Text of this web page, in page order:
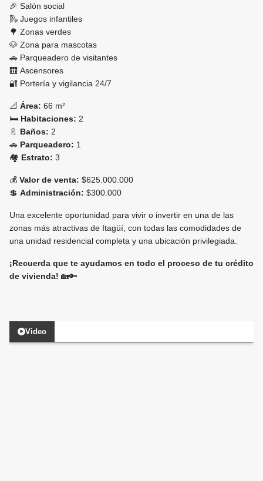
🎉 Salón social
🛝 Juegos infantiles
🌳 Zonas verdes
🐶 Zona para mascotas
🚗 Parqueadero de visitantes
🛗 Ascensores
🔐 Portería y vigilancia 24/7
📐 Área: 66 m²
🛏️ Habitaciones: 2
🚿 Baños: 2
🚗 Parqueadero: 1
🏘️ Estrato: 3
💰 Valor de venta: $625.000.000
💲 Administración: $300.000
Una excelente oportunidad para vivir o invertir en una de las
zonas más atractivas de Itagüí, con todas las comodidades de
una unidad residencial completa y una ubicación privilegiada.
¡Recuerda que te ayudamos en todo el proceso de tu crédito
de vivienda! 🏡🔑
Video